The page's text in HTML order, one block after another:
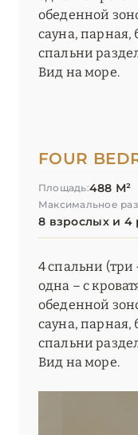
обеденной
сауна, парная,
спальни
Вид на море.
FOUR
Площадь:488 М²
Максимальное
8 взрослых и 4
4 спальни (три
одна – с
обеденной
сауна, парная,
спальни
Вид на море.